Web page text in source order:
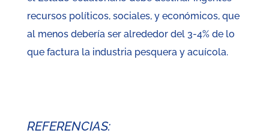
recursos políticos, sociales, y económicos, que
al menos debería ser alrededor del 3-4% de lo
que factura la industria pesquera y acuícola.
REFERENCIAS: